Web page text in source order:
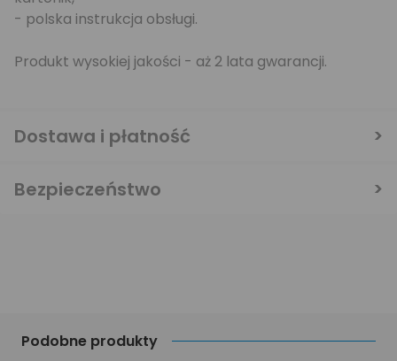
Podobne produkty
- polska instrukcja obsługi.
Produkt wysokiej jakości - aż 2 lata gwarancji.
Dostawa i płatność
Bezpieczeństwo